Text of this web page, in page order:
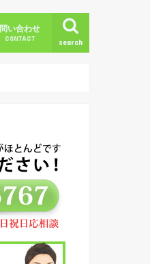
search
問い合わせ
CONTACT